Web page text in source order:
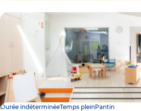
Durée indéterminéeTemps pleinPantin